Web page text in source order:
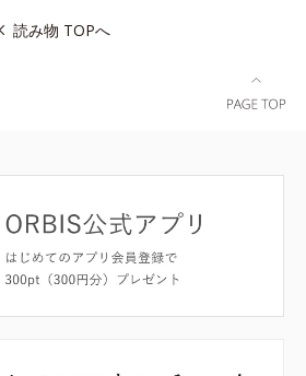
読み物 TOPへ